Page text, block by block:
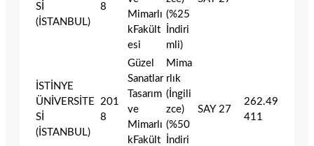
Sİ
(İSTANBUL)
8
Mimarlı
kFakült
esi
(%25
İndiri
mli)
İSTİNYE
ÜNİVERSİTE
Sİ
(İSTANBUL)
201
8
Güzel
Sanatlar
Tasarım
ve
Mimarlı
kFakült
Mima
rlık
(İngili
zce)
(%50
İndiri
SAY 27
262.49
411